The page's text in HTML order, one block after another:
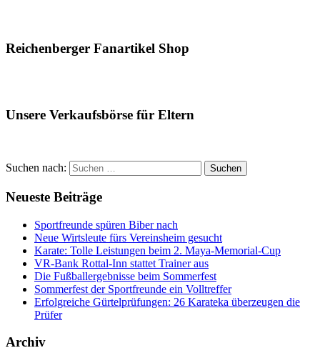
Reichenberger Fanartikel Shop
Unsere Verkaufsbörse für Eltern
Suchen nach: Suchen
Neueste Beiträge
Sportfreunde spüren Biber nach
Neue Wirtsleute fürs Vereinsheim gesucht
Karate: Tolle Leistungen beim 2. Maya-Memorial-Cup
VR-Bank Rottal-Inn stattet Trainer aus
Die Fußballergebnisse beim Sommerfest
Sommerfest der Sportfreunde ein Volltreffer
Erfolgreiche Gürtelprüfungen: 26 Karateka überzeugen die
Prüfer
Archiv